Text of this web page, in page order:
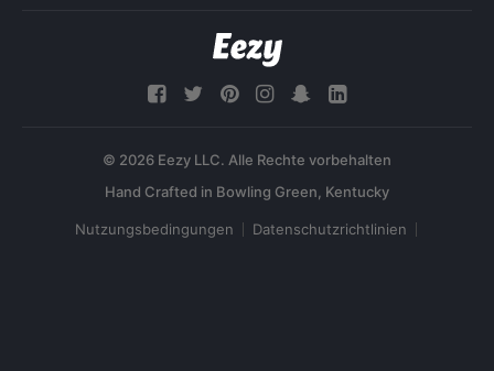
© 2026 Eezy LLC. Alle Rechte vorbehalten
Nutzungsbedingungen Datenschutzrichtlinien